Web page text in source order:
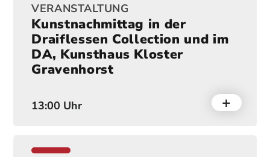
VERANSTALTUNG
Kunstnachmittag in der
Draiflessen Collection und im
DA, Kunsthaus Kloster
Gravenhorst
13:00 Uhr